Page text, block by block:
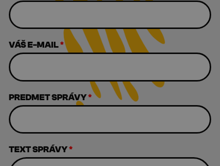
VÁŠ E-MAIL*
PREDMET SPRÁVY*
TEXT SPRÁVY*